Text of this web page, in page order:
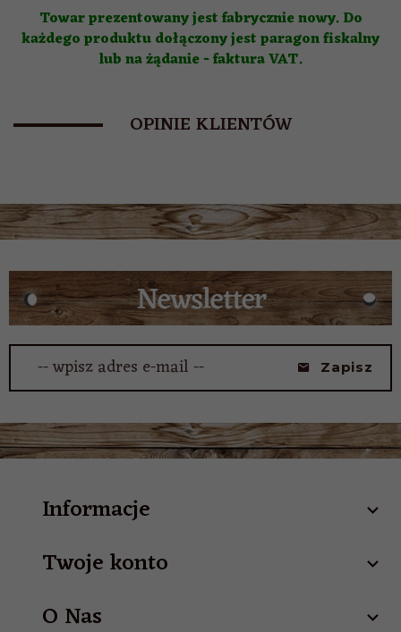
Towar prezentowany jest fabrycznie nowy. Do
każdego produktu dołączony jest paragon fiskalny
lub na żądanie - faktura VAT.
OPINIE KLIENTÓW
-- wpisz adres e-mail -- Zapisz
Informacje
Twoje konto
O Nas